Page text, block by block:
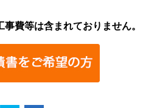
費等は含まれておりません。